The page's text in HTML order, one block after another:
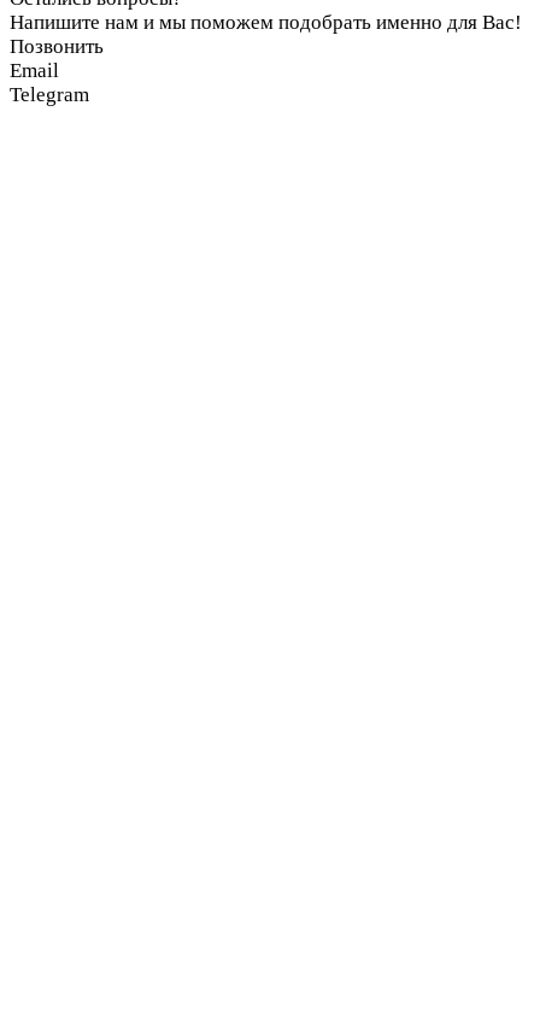
Напишите нам и мы поможем подобрать именно для Вас!
Позвонить
Email
Telegram